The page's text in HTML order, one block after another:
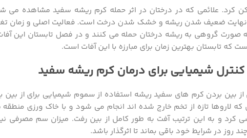
کن کرد. علائمی که در درختان در اثر حمله کرم ریشه سفید مشاهده
نهایت ضعیف شدن ریشه و خشک شدن درخت است. فعالیت اصلی و زمان
صورت گروهی به ریشه درختان حمله می کنند و در فصل تابستان این
تابستان بهترین زمان برای مبارزه با این آفات است.
شیمیایی برای درمان کرم ریشه سفید
از بین بردن کرم های سفید ریشه استفاده از سموم شیمیایی برای از
که لاروها تازه از تخم خارج شده اند انجام می شود و با خاک ورزی
کرد و به این ترتیب آفت به طور کامل از بین رفت. میزان سم مصرفی
در شرایط خود باقی بماند تا اثرگذار باشد.